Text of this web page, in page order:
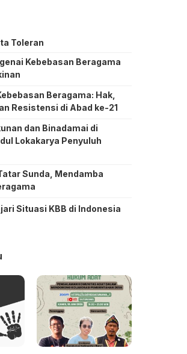
Toleran
Kebebasan Beragama
Beragama: Hak,
Resistensi di Abad ke-21
dan Binadamai di
Lokakarya Penyuluh
Sunda, Mendamba
Situasi KBB di Indonesia